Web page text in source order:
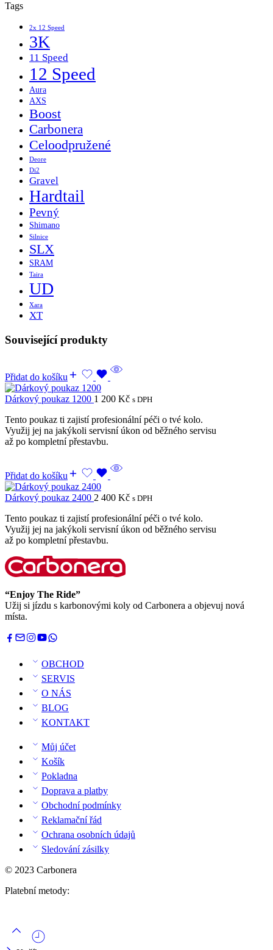
Tags
2x 12 Speed
3K
11 Speed
12 Speed
Aura
AXS
Boost
Carbonera
Celoodpružené
Deore
Di2
Gravel
Hardtail
Pevný
Shimano
Silnice
SLX
SRAM
Taira
UD
Xara
XT
Související produkty
Přidat do košíku
Dárkový poukaz 1200 1 200 Kč s DPH
Tento poukaz ti zajistí profesionální péči o tvé kolo.
Využij jej na jakýkoli servisní úkon od běžného servisu
až po kompletní přestavbu.
Přidat do košíku
Dárkový poukaz 2400 2 400 Kč s DPH
Tento poukaz ti zajistí profesionální péči o tvé kolo.
Využij jej na jakýkoli servisní úkon od běžného servisu
až po kompletní přestavbu.
“Enjoy The Ride”
Užij si jízdu s karbonovými koly od Carbonera a objevuj nová
místa.
OBCHOD
SERVIS
O NÁS
BLOG
KONTAKT
Můj účet
Košík
Pokladna
Doprava a platby
Obchodní podmínky
Reklamační řád
Ochrana osobních údajů
Sledování zásilky
© 2023 Carbonera
Platební metody: